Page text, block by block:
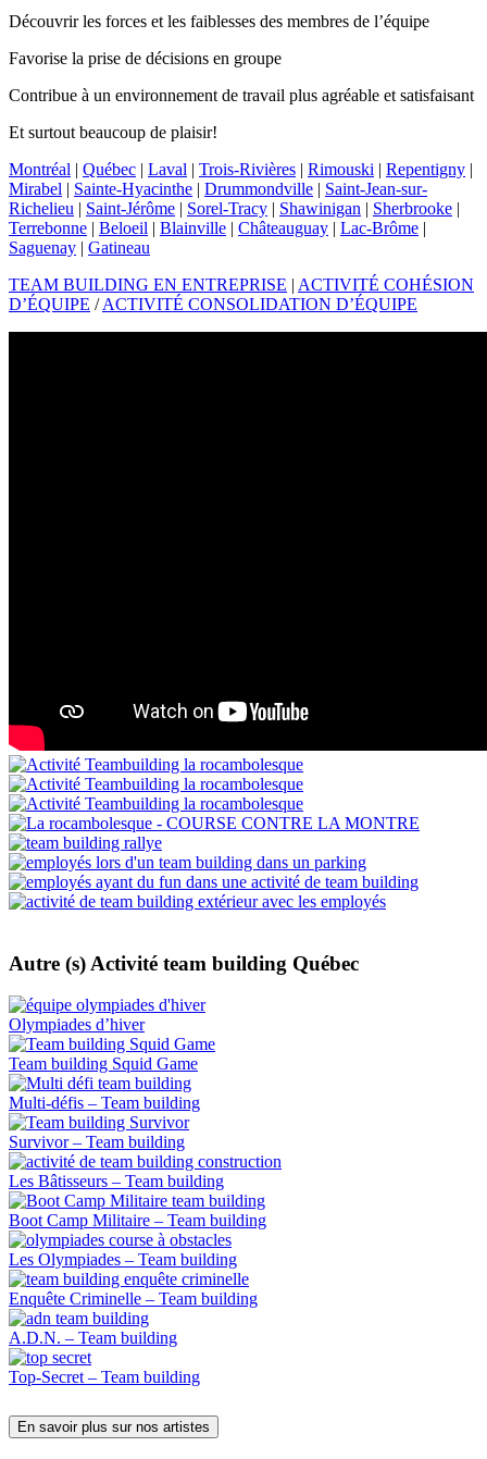
Découvrir les forces et les faiblesses des membres de l’équipe
Favorise la prise de décisions en groupe
Contribue à un environnement de travail plus agréable et satisfaisant
Et surtout beaucoup de plaisir!
Montréal | Québec | Laval | Trois-Rivières | Rimouski | Repentigny |
Mirabel | Sainte-Hyacinthe | Drummondville | Saint-Jean-sur-
Richelieu | Saint-Jérôme | Sorel-Tracy | Shawinigan | Sherbrooke |
Terrebonne | Beloeil | Blainville | Châteauguay | Lac-Brôme |
Saguenay | Gatineau
TEAM BUILDING EN ENTREPRISE | ACTIVITÉ COHÉSION
D’ÉQUIPE /ACTIVITÉ CONSOLIDATION D’ÉQUIPE
Autre (s) Activité team building Québec
Olympiades d’hiver​
Team building Squid Game
Multi-défis – Team building
Survivor – Team building
Les Bâtisseurs – Team building
Boot Camp Militaire – Team building
Les Olympiades – Team building
Enquête Criminelle – Team building
A.D.N. – Team building
Top-Secret – Team building
En savoir plus sur nos artistes